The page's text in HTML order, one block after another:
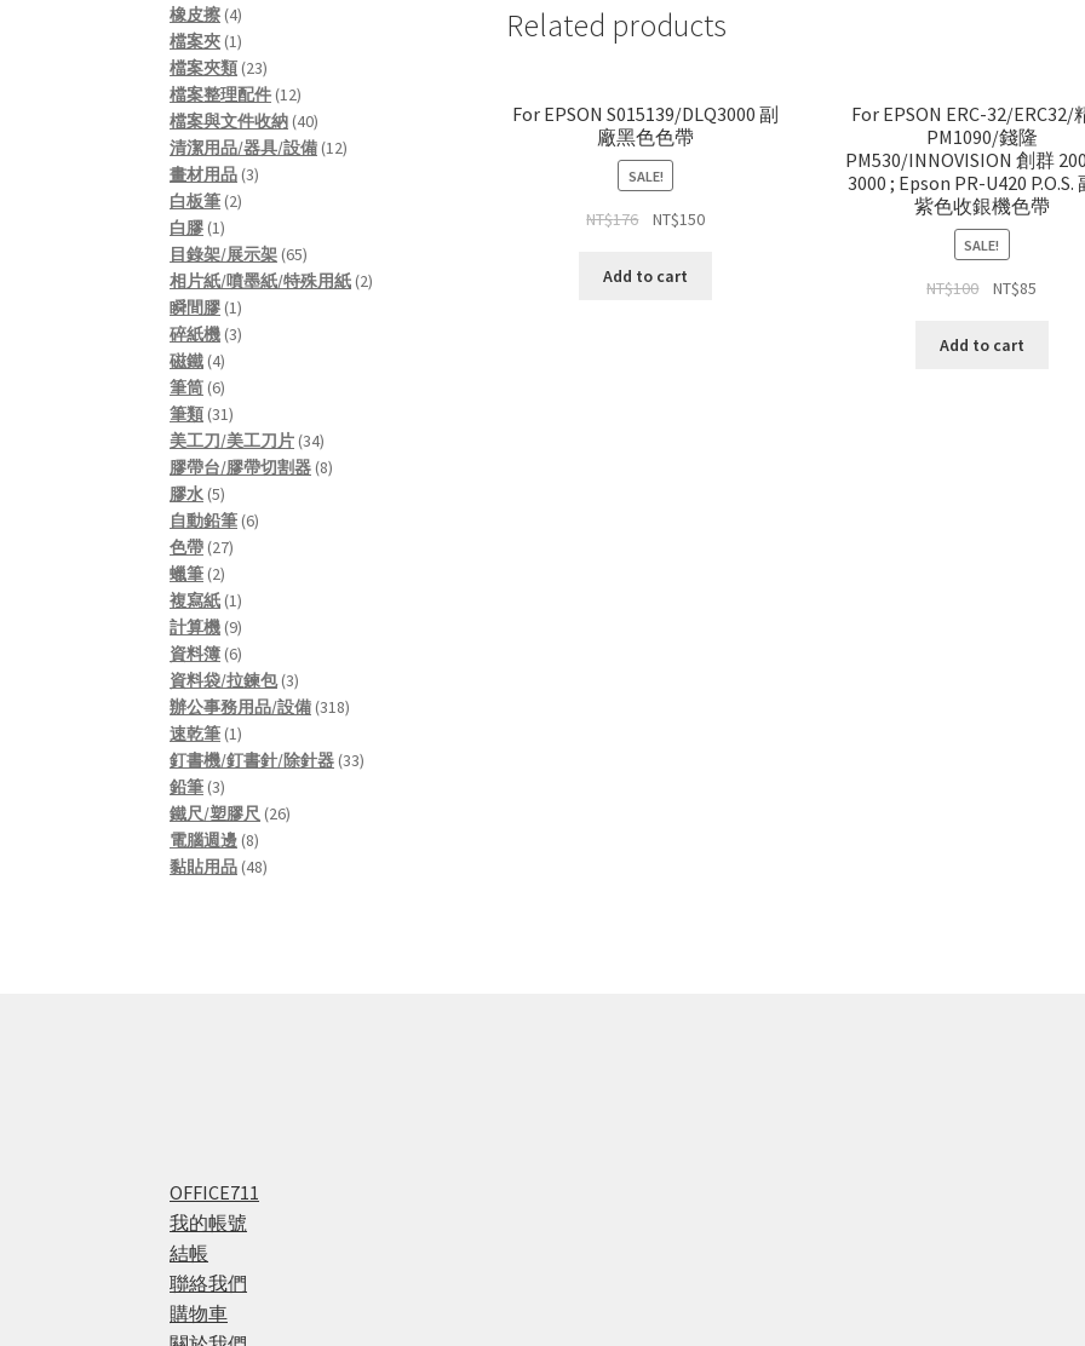
Related products
For EPSON S015139/DLQ3000 副
廠黑色色帶
SALE!
NT$176 NT$150
Add to cart
For EPSON ERC-32/ERC32/
PM1090/錢隆
PM530/INNOVISION 創群
3000 ; Epson PR-U420 P.O.S.
紫色收銀機色帶
SALE!
NT$100 NT$85
Add to cart
橡皮擦 44
products
檔案夾 11
product
檔案夾類 2323
products
檔案整理配件 1212
products
檔案與文件收納 4040
products
清潔用品/器具/設備 1212
畫材用品 33
白板筆 22
白膠 11
product
目錄架/展示架 6565
products
相片紙/噴墨紙/特殊用紙 22
瞬間膠 11
product
碎紙機 33
磁鐵 44
products
筆筒 66
products
筆類 3131
products
美工刀/美工刀片 3434
products
膠帶台/膠帶切割器 88
膠水 55
products
自動鉛筆 66
色帶 2727
蠟筆 22
products
複寫紙 11
product
計算機 99
products
資料簿 66
products
資料袋/拉鍊包 33
products
辦公事務用品/設備 318318
速乾筆 11
product
釘書機/釘書針/除針器 3333
鉛筆 33
products
鐵尺/塑膠尺 2626
電腦週邊 88
products
黏貼用品 4848
OFFICE711
我的帳號
結帳
聯絡我們
購物車